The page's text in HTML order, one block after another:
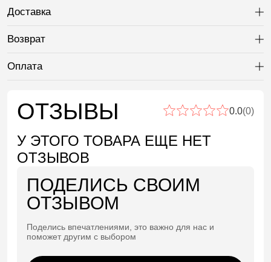
Доставка
Возврат
Оплата
ОТЗЫВЫ 0.0(0)
У ЭТОГО ТОВАРА ЕЩЕ НЕТ
ОТЗЫВОВ
ПОДЕЛИСЬ СВОИМ
ОТЗЫВОМ
Поделись впечатлениями, это важно для нас и
поможет другим с выбором